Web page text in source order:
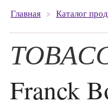
Главная Каталог
Franck